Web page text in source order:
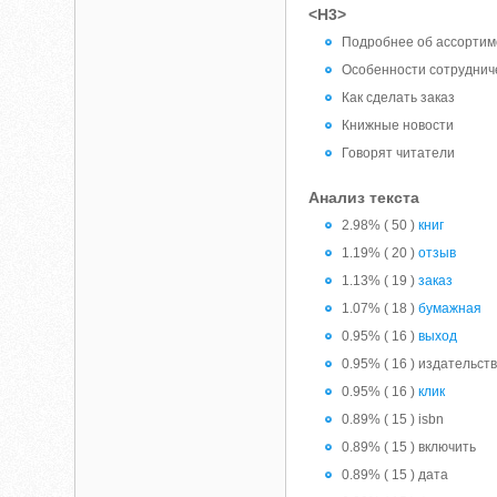
<H3>
Подробнее об
Особенности
Как сделать заказ
Книжные новости
Говорят читатели
Анализ текста
2.98% ( 50 )книг
1.19% ( 20 )отзыв
1.13% ( 19 )заказ
1.07% ( 18 )бумажная
0.95% ( 16 )выход
0.95% ( 16 )
0.95% ( 16 )клик
0.89% ( 15 ) isbn
0.89% ( 15 ) включить
0.89% ( 15 ) дата